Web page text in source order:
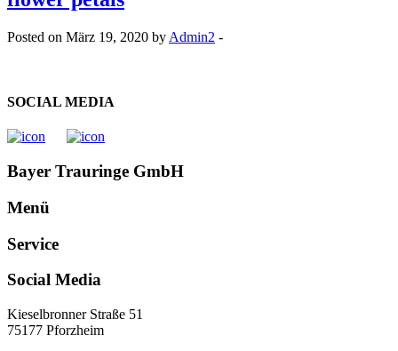
Posted on März 19, 2020 by Admin2 -
SOCIAL MEDIA
Bayer Trauringe GmbH
Menü
Service
Social Media
Kieselbronner Straße 51
75177 Pforzheim